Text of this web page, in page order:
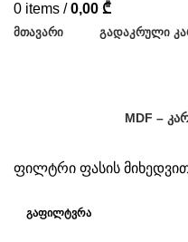
0 items / 0,00 ₾
ᲛᲗᲐᲕᲐᲠᲘ ᲒᲐᲓᲐᲙᲠᲣᲚᲘ
MDF –
ფილტრი ფასის
ᲒᲐᲤᲘᲚᲢᲕᲠᲐ